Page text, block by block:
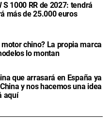
S 1000 RR de 2027: tendrá
más de 25.000 euros
motor chino? La propia marca
lo montan
que arrasará en España ya
y nos hacemos una idea
aquí